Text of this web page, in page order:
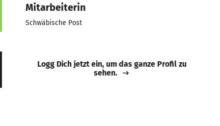
Mitarbeiterin
Schwäbische Post
Logg Dich jetzt ein, um das ganze Profil zu
sehen.